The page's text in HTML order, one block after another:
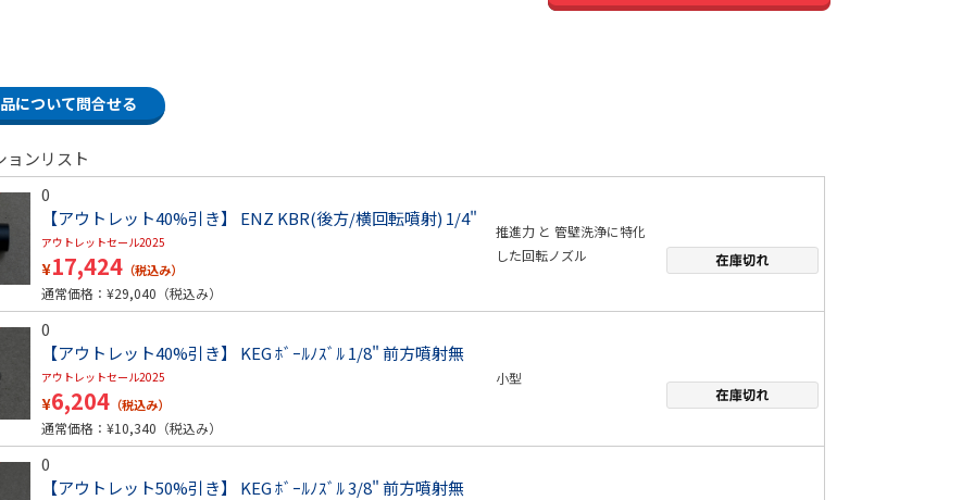
について問合せる
ョンリスト
0
【アウトレット40%引き】 ENZ KBR(後方/横回転噴射) 1/4"
アウトレットセール2025
¥17,424 （税込み）
通常価格：¥29,040 （税込み）
推進力 と 管壁洗浄に特化
した回転ノズル
0
【アウトレット40%引き】 KEG ﾎﾞｰﾙﾉｽﾞﾙ 1/8" 前方噴射無
アウトレットセール2025
¥6,204 （税込み）
通常価格：¥10,340 （税込み）
小型
0
【アウトレット50%引き】 KEG ﾎﾞｰﾙﾉｽﾞﾙ 3/8" 前方噴射無